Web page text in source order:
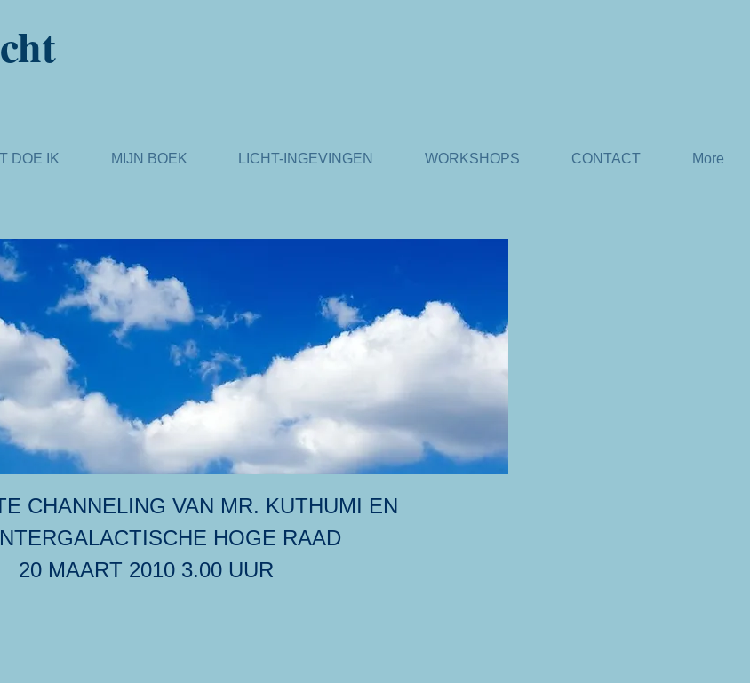
DOE IK MIJN BOEK LICHT-INGEVINGEN WORKSHOPS CONTACT More
CHANNELING VAN MR. KUTHUMI EN
HOGE RAAD
20 MAART 2010 3.00 UUR